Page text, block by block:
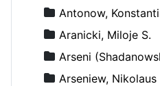
Antonow,
Aranicki, Miloje S.
Arseni
Arseniew, Nikolaus